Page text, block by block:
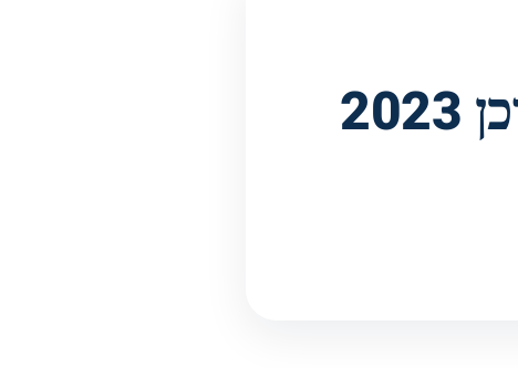
חוק העונשין, תשל"ז-1977* | מעודכן 2023